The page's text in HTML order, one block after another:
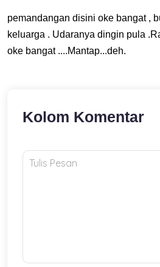
pemandangan disini oke bangat ,
keluarga . Udaranya dingin pula
oke bangat ....Mantap...deh.
Kolom Komentar